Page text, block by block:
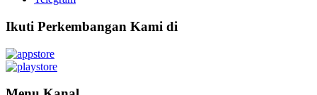
Ikuti Perkembangan Kami di